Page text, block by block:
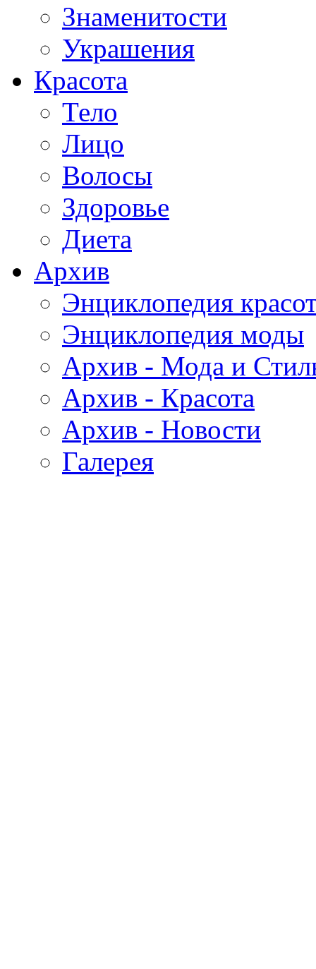
Знаменитости
Украшения
Красота
Тело
Лицо
Волосы
Здоровье
Диета
Архив
Энциклопедия
Энциклопедия моды
Архив - Мода и
Архив - Красота
Архив - Новости
Галерея